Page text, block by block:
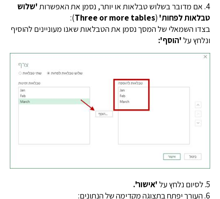
'שלוש
לפחות'(
Three or more tables
):
השמאלי של המסך נסמן את הטבלאות שאנו מעוניינים להוסיף
על'הוסף':
'אישור'.